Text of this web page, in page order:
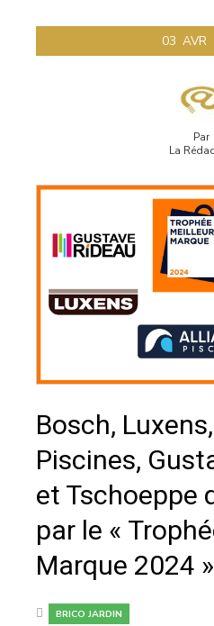
03 AVR
Par
La
Bosch,
Piscines,
et Tschoeppe
par le «
Marque 2024 »
BRICO JARDIN